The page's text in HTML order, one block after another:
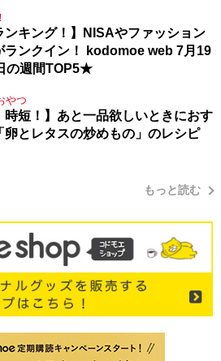
ンキング！】NISAやファッション
ランクイン！ kodomoe web 7月19
の週間TOP5★
やつ
時短！】あと一品欲しいときにおす
卵とレタスの炒めもの」のレシピ
もっと読む